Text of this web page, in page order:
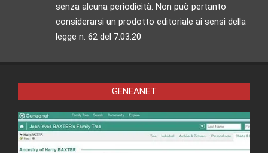
senza alcuna periodicità. Non può pertanto
considerarsi un prodotto editoriale ai sensi della
legge n. 62 del 7.03.20
GENEANET